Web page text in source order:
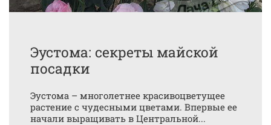
Эустома: секреты майской
посадки
Эустома – многолетнее красивоцветущее
растение с чудесными цветами. Впервые ее
начали выращивать в Центральной...